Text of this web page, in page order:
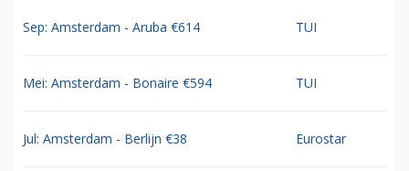
Sep: Amsterdam - Aruba €614 TUI
Mei: Amsterdam - Bonaire €594 TUI
Jul: Amsterdam - Berlijn €38 Eurostar